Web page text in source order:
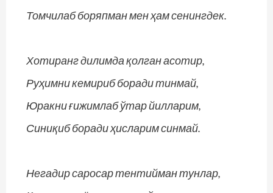
Томчилаб боряпман мен ҳам сенингдек.
Хотиранг дилимда қолган асотир,
Руҳимни кемириб боради тинмай,
Юракни ғижимлаб ўтар йилларим,
Синиқиб боради ҳисларим синмай.
Негадир саросар тентийман тунлар,